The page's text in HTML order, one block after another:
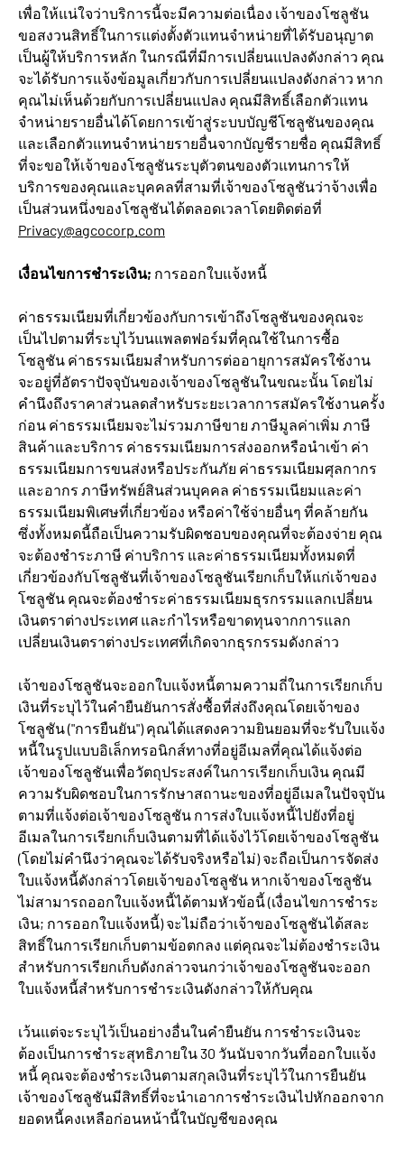
เพื่อให้แน่ใจว่าบริการนี้จะมีความต่อเนื่อง เจ้าของโซลูชัน
ขอสงวนสิทธิ์ในการแต่งตั้งตัวแทนจำหน่ายที่ได้รับอนุญาต
เป็นผู้ให้บริการหลัก ในกรณีที่มีการเปลี่ยนแปลงดังกล่าว คุณ
จะได้รับการแจ้งข้อมูลเกี่ยวกับการเปลี่ยนแปลงดังกล่าว หาก
คุณไม่เห็นด้วยกับการเปลี่ยนแปลง คุณมีสิทธิ์เลือกตัวแทน
จำหน่ายรายอื่นได้โดยการเข้าสู่ระบบบัญชีโซลูชันของคุณ
และเลือกตัวแทนจำหน่ายรายอื่นจากบัญชีรายชื่อ คุณมีสิทธิ์
ที่จะขอให้เจ้าของโซลูชันระบุตัวตนของตัวแทนการให้
บริการของคุณและบุคคลที่สามที่เจ้าของโซลูชันว่าจ้างเพื่อ
เป็นส่วนหนึ่งของโซลูชันได้ตลอดเวลาโดยติดต่อที่
Privacy@agcocorp.com
เงื่อนไขการชำระเงิน; การออกใบแจ้งหนี้
ค่าธรรมเนียมที่เกี่ยวข้องกับการเข้าถึงโซลูชันของคุณจะ
เป็นไปตามที่ระบุไว้บนแพลตฟอร์มที่คุณใช้ในการซื้อ
โซลูชัน ค่าธรรมเนียมสำหรับการต่ออายุการสมัครใช้งาน
จะอยู่ที่อัตราปัจจุบันของเจ้าของโซลูชันในขณะนั้น โดยไม่
คำนึงถึงราคาส่วนลดสำหรับระยะเวลาการสมัครใช้งานครั้ง
ก่อน ค่าธรรมเนียมจะไม่รวมภาษีขาย ภาษีมูลค่าเพิ่ม ภาษี
สินค้าและบริการ ค่าธรรมเนียมการส่งออกหรือนำเข้า ค่า
ธรรมเนียมการขนส่งหรือประกันภัย ค่าธรรมเนียมศุลกากร
และอากร ภาษีทรัพย์สินส่วนบุคคล ค่าธรรมเนียมและค่า
ธรรมเนียมพิเศษที่เกี่ยวข้อง หรือค่าใช้จ่ายอื่นๆ ที่คล้ายกัน
ซึ่งทั้งหมดนี้ถือเป็นความรับผิดชอบของคุณที่จะต้องจ่าย คุณ
จะต้องชำระภาษี ค่าบริการ และค่าธรรมเนียมทั้งหมดที่
เกี่ยวข้องกับโซลูชันที่เจ้าของโซลูชันเรียกเก็บให้แก่เจ้าของ
โซลูชัน คุณจะต้องชำระค่าธรรมเนียมธุรกรรมแลกเปลี่ยน
เงินตราต่างประเทศ และกำไรหรือขาดทุนจากการแลก
เปลี่ยนเงินตราต่างประเทศที่เกิดจากธุรกรรมดังกล่าว
เจ้าของโซลูชันจะออกใบแจ้งหนี้ตามความถี่ในการเรียกเก็บ
เงินที่ระบุไว้ในคำยืนยันการสั่งซื้อที่ส่งถึงคุณโดยเจ้าของ
โซลูชัน ("การยืนยัน") คุณได้แสดงความยินยอมที่จะรับใบแจ้ง
หนี้ในรูปแบบอิเล็กทรอนิกส์ทางที่อยู่อีเมลที่คุณได้แจ้งต่อ
เจ้าของโซลูชันเพื่อวัตถุประสงค์ในการเรียกเก็บเงิน คุณมี
ความรับผิดชอบในการรักษาสถานะของที่อยู่อีเมลในปัจจุบัน
ตามที่แจ้งต่อเจ้าของโซลูชัน การส่งใบแจ้งหนี้ไปยังที่อยู่
อีเมลในการเรียกเก็บเงินตามที่ได้แจ้งไว้โดยเจ้าของโซลูชัน
(โดยไม่คำนึงว่าคุณจะได้รับจริงหรือไม่) จะถือเป็นการจัดส่ง
ใบแจ้งหนี้ดังกล่าวโดยเจ้าของโซลูชัน หากเจ้าของโซลูชัน
ไม่สามารถออกใบแจ้งหนี้ได้ตามหัวข้อนี้ (เงื่อนไขการชำระ
เงิน; การออกใบแจ้งหนี้) จะไม่ถือว่าเจ้าของโซลูชันได้สละ
สิทธิ์ในการเรียกเก็บตามข้อตกลง แต่คุณจะไม่ต้องชำระเงิน
สำหรับการเรียกเก็บดังกล่าวจนกว่าเจ้าของโซลูชันจะออก
ใบแจ้งหนี้สำหรับการชำระเงินดังกล่าวให้กับคุณ
เว้นแต่จะระบุไว้เป็นอย่างอื่นในคำยืนยัน การชำระเงินจะ
ต้องเป็นการชำระสุทธิภายใน 30 วันนับจากวันที่ออกใบแจ้ง
หนี้ คุณจะต้องชำระเงินตามสกุลเงินที่ระบุไว้ในการยืนยัน
เจ้าของโซลูชันมีสิทธิ์ที่จะนำเอาการชำระเงินไปหักออกจาก
ยอดหนี้คงเหลือก่อนหน้านี้ในบัญชีของคุณ